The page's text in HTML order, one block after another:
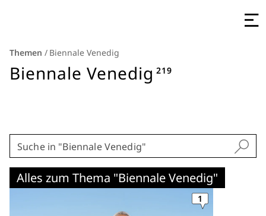
Themen / Biennale Venedig
Biennale Venedig 219
Alles zum Thema "Biennale Venedig"
1